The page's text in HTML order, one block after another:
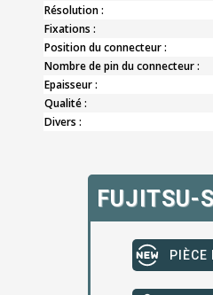
Résolution :
Fixations :
Position du connecteur :
Nombre de pin du connecteur :
Epaisseur :
Qualité :
Divers :
FUJITSU-
PIÈCE